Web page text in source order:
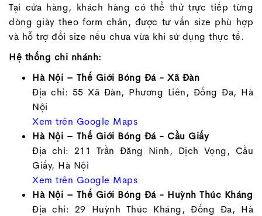
Tại cửa hàng, khách hàng có thể thử trực tiếp từng
dòng giày theo form chân, được tư vấn size phù hợp
và hỗ trợ đổi size nếu chưa vừa khi sử dụng thực tế.
Hệ thống chi nhánh:
Hà Nội – Thế Giới Bóng Đá - Xã Đàn
Địa chỉ: 55 Xã Đàn, Phương Liên, Đống Đa, Hà
Nội
Xem trên Google Maps
Hà Nội – Thế Giới Bóng Đá - Cầu Giấy
Địa chỉ: 211 Trần Đăng Ninh, Dịch Vọng, Cầu
Giấy, Hà Nội
Xem trên Google Maps
Hà Nội – Thế Giới Bóng Đá - Huỳnh Thúc Kháng
Địa chỉ: 29 Huỳnh Thúc Kháng, Đống Đa, Hà